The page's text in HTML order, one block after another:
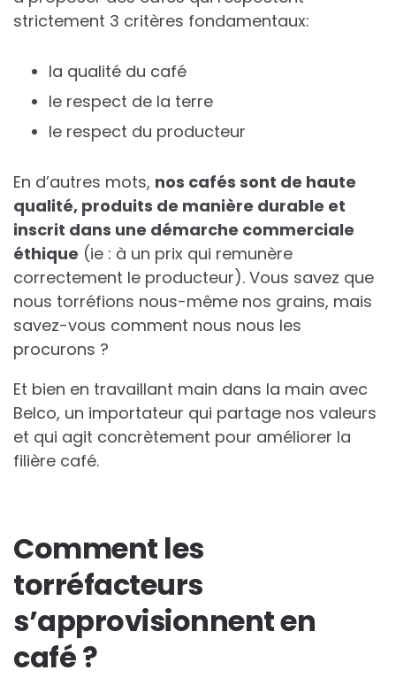
strictement 3 critères fondamentaux:
la qualité du café
le respect de la terre
le respect du producteur
En d’autres mots, nos cafés sont de haute
qualité, produits de manière durable et
inscrit dans une démarche commerciale
éthique (ie : à un prix qui remunère
correctement le producteur). Vous savez que
nous torréfions nous-même nos grains, mais
savez-vous comment nous nous les
procurons ?
Et bien en travaillant main dans la main avec
Belco, un importateur qui partage nos valeurs
et qui agit concrètement pour améliorer la
filière café.
Comment les
torréfacteurs
s’approvisionnent en
café ?